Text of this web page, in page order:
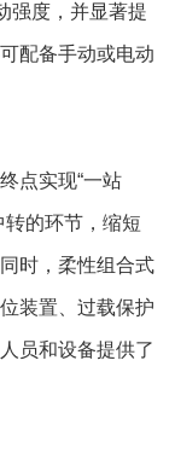
强度，并显著提
配备手动或电动
点实现“一站
转的环节，缩短
时， 柔性组合式
装置、过载保护
员和设备提供了